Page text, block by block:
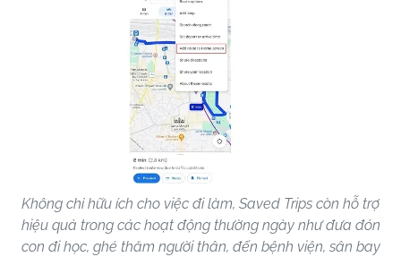
Không chỉ hữu ích cho việc đi làm, Saved Trips còn hỗ trợ
hiệu quả trong các hoạt động thường ngày như đưa đón
con đi học, ghé thăm người thân, đến bệnh viện, sân bay